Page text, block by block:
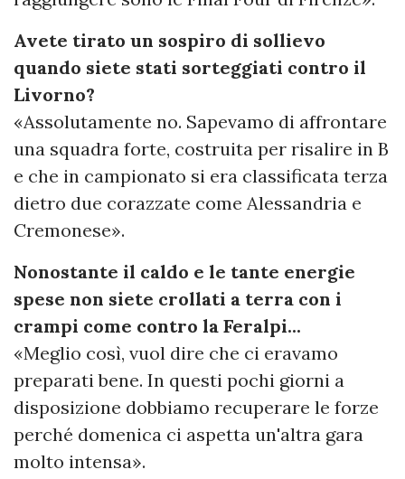
Avete tirato un sospiro di sollievo
quando siete stati sorteggiati contro il
Livorno?
«Assolutamente no. Sapevamo di affrontare
una squadra forte, costruita per risalire in B
e che in campionato si era classificata terza
dietro due corazzate come Alessandria e
Cremonese».
Nonostante il caldo e le tante energie
spese non siete crollati a terra con i
crampi come contro la Feralpi...
«Meglio così, vuol dire che ci eravamo
preparati bene. In questi pochi giorni a
disposizione dobbiamo recuperare le forze
perché domenica ci aspetta un'altra gara
molto intensa».